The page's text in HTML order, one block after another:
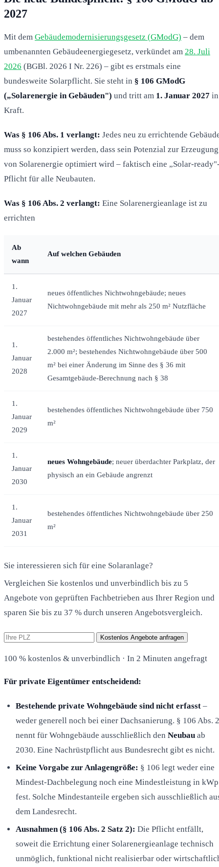
2027
Mit dem Gebäudemodernisierungsgesetz (GModG) – dem
umbenannten Gebäudeenergiegesetz, verkündet am 28. Juli
2026 (BGBl. 2026 I Nr. 226) – gibt es erstmals eine
bundesweite Solarpflicht. Sie steht in § 106 GModG
(„Solarenergie in Gebäuden") und tritt am 1. Januar 2027 in
Kraft.
Was § 106 Abs. 1 verlangt: Jedes neu zu errichtende
muss so konzipiert werden, dass sein Potenzial zur Erzeugung
von Solarenergie optimiert wird – faktisch eine „Solar-
Pflicht für alle Neubauten.
Was § 106 Abs. 2 verlangt: Eine Solarenergieanlage ist zu
errichten
Ab
wann
Auf welchen Gebäuden
1.
Januar
2027
neues öffentliches Nichtwohngebäude; neues
Nichtwohngebäude mit mehr als 250 m² Nutzfläche
1.
Januar
2028
bestehendes öffentliches Nichtwohngebäude über
2.000 m²; bestehendes Nichtwohngebäude über 500
m² bei einer Änderung im Sinne des § 36 mit
Gesamtgebäude-Berechnung nach § 38
1.
Januar
2029
bestehendes öffentliches Nichtwohngebäude über 750
m²
1.
Januar
2030
neues Wohngebäude; neuer überdachter Parkplatz, der
physisch an ein Gebäude angrenzt
1.
Januar
2031
bestehendes öffentliches Nichtwohngebäude über 250
m²
Sie interessieren sich für eine Solaranlage?
Vergleichen Sie kostenlos und unverbindlich bis zu 5
Angebote von geprüften Fachbetrieben aus Ihrer Region und
sparen Sie bis zu 37 % durch unseren Angebotsvergleich.
Kostenlos Angebote anfragen
100 % kostenlos & unverbindlich · In 2 Minuten angefragt
Für private Eigentümer entscheidend:
Bestehende private Wohngebäude sind nicht erfasst –
weder generell noch bei einer Dachsanierung. § 106 Abs. 2
nennt für Wohngebäude ausschließlich den Neubau ab
2030. Eine Nachrüstpflicht aus Bundesrecht gibt es nicht.
Keine Vorgabe zur Anlagengröße: § 106 legt weder eine
Mindest-Dachbelegung noch eine Mindestleistung in kWp
fest. Solche Mindestanteile ergeben sich ausschließlich
dem Landesrecht.
Ausnahmen (§ 106 Abs. 2 Satz 2): Die Pflicht entfällt,
soweit die Errichtung einer Solarenergieanlage technisch
unmöglich, funktional nicht realisierbar oder